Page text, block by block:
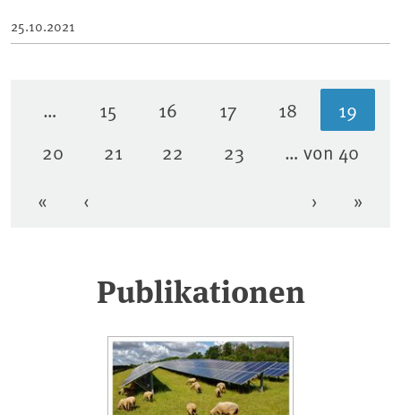
25.10.2021
Erste Seite
« Vorherige Seite
‹
… Seite
15 Seite
16 Seite
17 Seite
18
19
Seite
20 Seite
21 Seite
22 Seite
23 … von 40
Nächste
› »
Publikationen